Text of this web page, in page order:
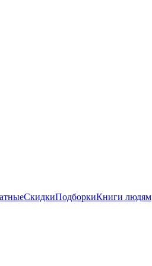
СкидкиПодборкиКниги людям